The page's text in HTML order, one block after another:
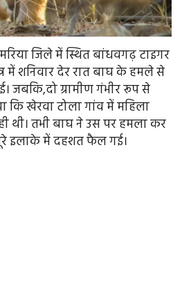
जिले में स्थित बांधवगढ़ टाइगर
में शनिवार देर रात बाघ के हमले से
जबकि,दो ग्रामीण गंभीर रूप से
कि खेरवा टोला गांव में महिला
थी। तभी बाघ ने उस पर हमला कर
इलाके में दहशत फैल गई।